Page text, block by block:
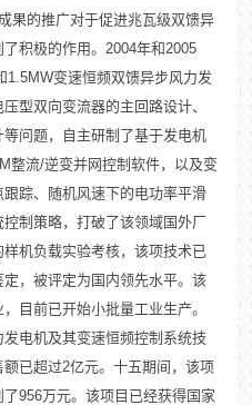
果的推广对于促进兆瓦级双馈异
积极的作用。2004年和2005
1.5MW变速恒频双馈异步风力发
型双向变流器的主回路设计、
问题，自主研制了基于发电机
整流/逆变并网控制软件，以及变
踪、随机风速下的电功率平滑
制策略，打破了该领域国外厂
机负载实验考核，该项技术已
，被评定为国内领先水平。该
目前已开始小批量工业生产。
电机及其变速恒频控制系统技
已超过2亿元。十五期间，该项
956万元。该项目已经获得国家